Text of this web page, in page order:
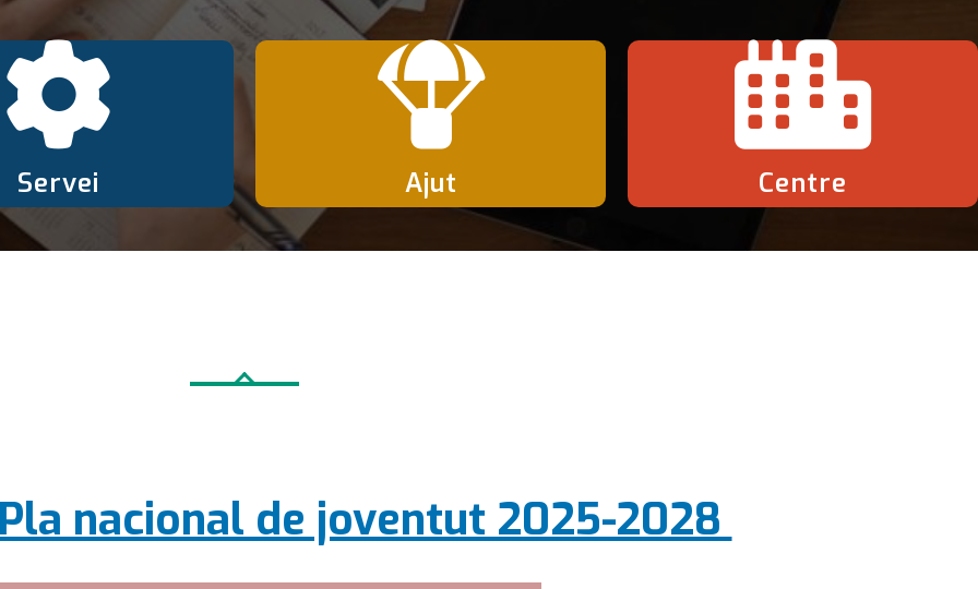
Servei Ajut Centre
nacional de joventut 2025-2028